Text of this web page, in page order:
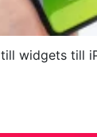
widgets till